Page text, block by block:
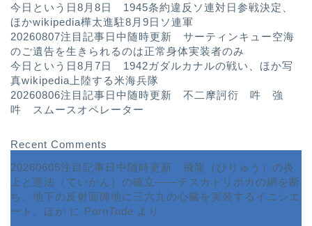
今日という日8月8日 1945条約違反ソ連対日参戦決定、
ほかwikipedia樺太進駐8月9日ソ連軍
20260807注目記事日中随時更新 サーティンキュー空海
のご遺告を生きられるのは正常身体実装者のみ
今日という日8月7日 1942ガダルカナルの戦い、ほか写
真wikipedia上陸する米海兵隊
20260806注目記事日中随時更新 不二摩訶衍 吽 強
吽 スムースオペレーター
Recent Comments
20260605注目記事日中随時更新 飛龍（ひりゅう）の炎
上と憲法（ていかん）の確立――テスカトリポカの網を断
ち、地下の反射面陣地に三六九の心臓を実装するイニシエ
ート、ほか に PornTude より